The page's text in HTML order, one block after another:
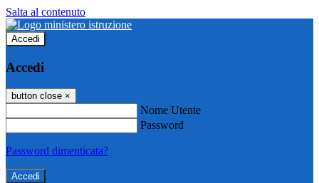
Salta al contenuto
Accedi
Accedi
button close ×
Nome Utente
Password
Password dimenticata?